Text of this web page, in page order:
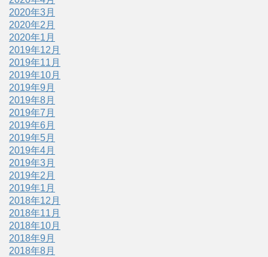
2020年3月
2020年2月
2020年1月
2019年12月
2019年11月
2019年10月
2019年9月
2019年8月
2019年7月
2019年6月
2019年5月
2019年4月
2019年3月
2019年2月
2019年1月
2018年12月
2018年11月
2018年10月
2018年9月
2018年8月